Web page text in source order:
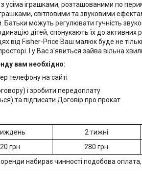
усіма іграшками, розташованими по
світловими та звуковими
Батьки можуть регулювати гучність
дітей, спонукають їх до активних
від Fisher-Price Ваш малюк буде не
І у Вас з'явиться зайва вільна
вам необхідно:
телефону на сайті
і зробити передоплату
та підписати Договір про прокат.
2 тижні
грн 280 грн
набирає чинності подобова